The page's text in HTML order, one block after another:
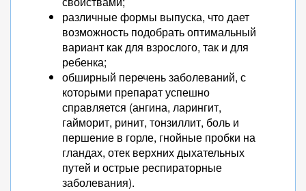
различные формы выпуска, что дает
возможность подобрать оптимальный
вариант как для взрослого, так и для
ребенка;
обширный перечень заболеваний, с
которыми препарат успешно
справляется (ангина, ларингит,
гайморит, ринит, тонзиллит, боль и
першение в горле, гнойные пробки на
гландах, отек верхних дыхательных
путей и острые респираторные
заболевания).